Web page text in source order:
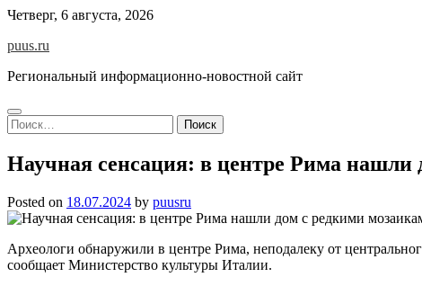
Skip
content
Четверг, 6 августа, 2026
puus.ru
Региональный информационно-новостной сайт
Найти:
Научная сенсация: в центре Рима нашли
Posted on 18.07.2024 by puusru
Археологи обнаружили в центре Рима, неподалеку от
сообщает Министерство культуры Италии.